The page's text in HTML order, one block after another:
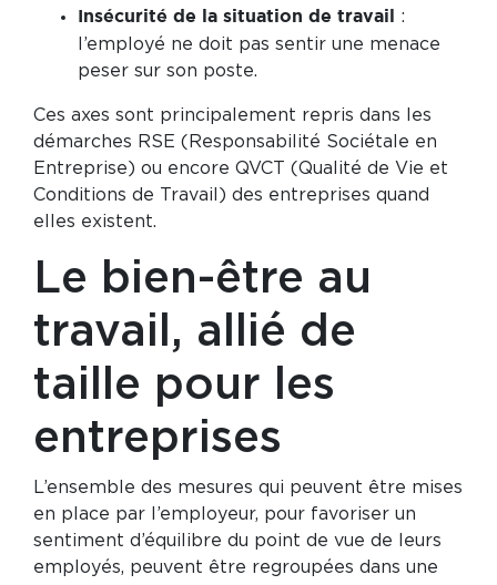
Insécurité de la situation de travail
:
l’employé ne doit pas sentir une menace
peser sur son poste.
Ces axes sont principalement repris dans les
démarches RSE (Responsabilité Sociétale en
Entreprise) ou encore QVCT (Qualité de Vie et
Conditions de Travail) des entreprises quand
elles existent.
Le bien-être au
travail, allié de
taille pour les
entreprises
L’ensemble des mesures qui peuvent être mises
en place par l’employeur, pour favoriser un
sentiment d’équilibre du point de vue de leurs
employés, peuvent être regroupées dans une